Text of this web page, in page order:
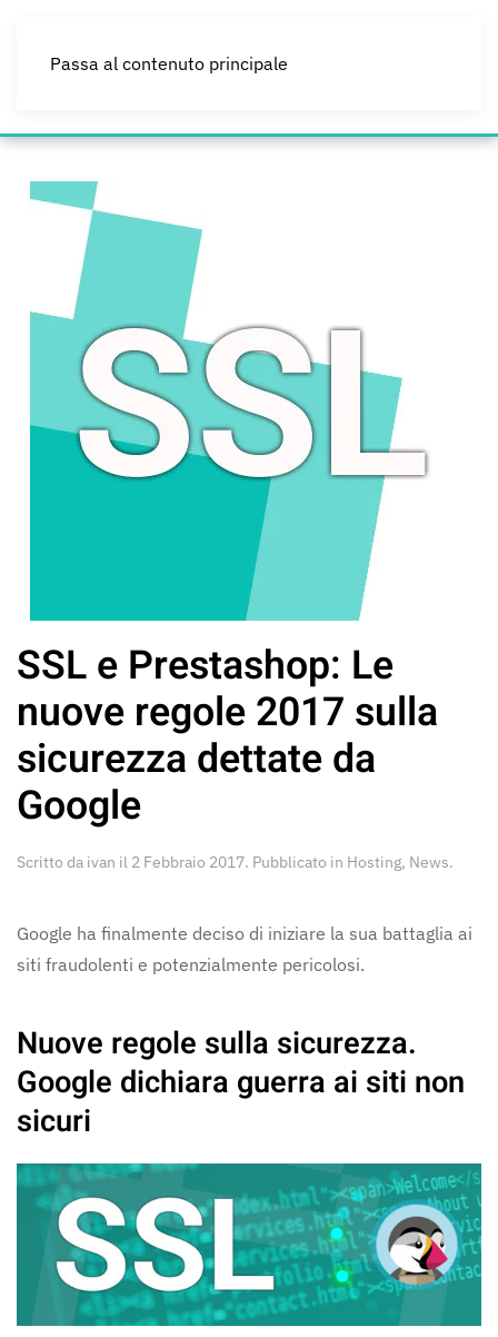
Passa al contenuto principale
SSL e Prestashop: Le
nuove regole 2017 sulla
sicurezza dettate da
Google
Scritto da ivan il 2 Febbraio 2017. Pubblicato in Hosting, News.
Google ha finalmente deciso di iniziare la sua battaglia ai
siti fraudolenti e potenzialmente pericolosi.
Nuove regole sulla sicurezza.
Google dichiara guerra ai siti non
sicuri